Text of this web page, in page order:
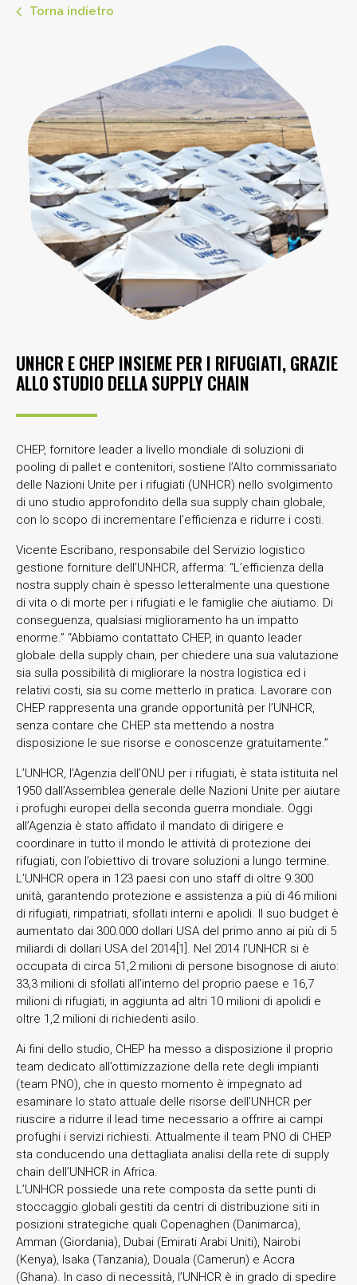
Torna indietro
UNHCR E CHEP INSIEME PER I RIFUGIATI, GRAZIE
ALLO STUDIO DELLA SUPPLY CHAIN
CHEP, fornitore leader a livello mondiale di soluzioni di
pooling di pallet e contenitori, sostiene l’Alto commissariato
delle Nazioni Unite per i rifugiati (UNHCR) nello svolgimento
di uno studio approfondito della sua supply chain globale,
con lo scopo di incrementare l’efficienza e ridurre i costi.
Vicente Escribano, responsabile del Servizio logistico
gestione forniture dell’UNHCR, afferma: “L’efficienza della
nostra supply chain è spesso letteralmente una questione
di vita o di morte per i rifugiati e le famiglie che aiutiamo. Di
conseguenza, qualsiasi miglioramento ha un impatto
enorme.” “Abbiamo contattato CHEP, in quanto leader
globale della supply chain, per chiedere una sua valutazione
sia sulla possibilità di migliorare la nostra logistica ed i
relativi costi, sia su come metterlo in pratica. Lavorare con
CHEP rappresenta una grande opportunità per l’UNHCR,
senza contare che CHEP sta mettendo a nostra
disposizione le sue risorse e conoscenze gratuitamente.”
L’UNHCR, l’Agenzia dell’ONU per i rifugiati, è stata istituita nel
1950 dall’Assemblea generale delle Nazioni Unite per aiutare
i profughi europei della seconda guerra mondiale. Oggi
all’Agenzia è stato affidato il mandato di dirigere e
coordinare in tutto il mondo le attività di protezione dei
rifugiati, con l’obiettivo di trovare soluzioni a lungo termine.
L’UNHCR opera in 123 paesi con uno staff di oltre 9.300
unità, garantendo protezione e assistenza a più di 46 milioni
di rifugiati, rimpatriati, sfollati interni e apolidi. Il suo budget è
aumentato dai 300.000 dollari USA del primo anno ai più di 5
miliardi di dollari USA del 2014[1]. Nel 2014 l’UNHCR si è
occupata di circa 51,2 milioni di persone bisognose di aiuto:
33,3 milioni di sfollati all’interno del proprio paese e 16,7
milioni di rifugiati, in aggiunta ad altri 10 milioni di apolidi e
oltre 1,2 milioni di richiedenti asilo.
Ai fini dello studio, CHEP ha messo a disposizione il proprio
team dedicato all’ottimizzazione della rete degli impianti
(team PNO), che in questo momento è impegnato ad
esaminare lo stato attuale delle risorse dell’UNHCR per
riuscire a ridurre il lead time necessario a offrire ai campi
profughi i servizi richiesti. Attualmente il team PNO di CHEP
sta conducendo una dettagliata analisi della rete di supply
chain dell’UNHCR in Africa.
L’UNHCR possiede una rete composta da sette punti di
stoccaggio globali gestiti da centri di distribuzione siti in
posizioni strategiche quali Copenaghen (Danimarca),
Amman (Giordania), Dubai (Emirati Arabi Uniti), Nairobi
(Kenya), Isaka (Tanzania), Douala (Camerun) e Accra
(Ghana). In caso di necessità, l’UNHCR è in grado di spedire